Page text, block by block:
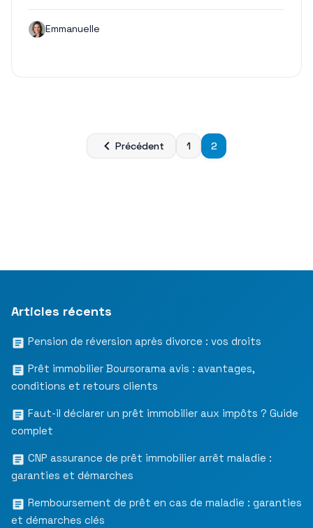
Emmanuelle
Pagination
des
Précédent 1 2
Articles récents
Pension de réversion après divorce : vos droits
Prêt immobilier Boursorama avis : avantages,
conditions et retours clients
Faut-il déclarer un prêt immobilier aux impôts ? Guide
complet
CNP assurance de prêt immobilier arrêt maladie :
garanties et démarches
Remboursement de prêt en cas de maladie : garanties
et démarches clés